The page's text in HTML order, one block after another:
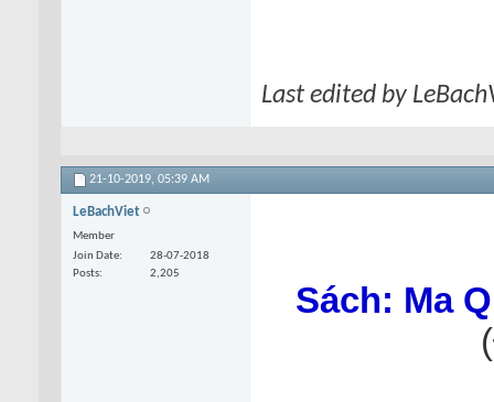
Last edited by
21-10-2019, 05:39 AM
LeBachViet
Member
Join Date
28-07-2018
Posts
2,205
Sách: Ma